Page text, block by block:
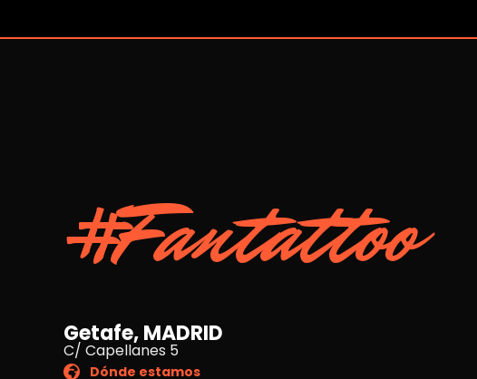
#Fantattoo
Getafe, MADRID
C/ Capellanes 5
Dónde estamos